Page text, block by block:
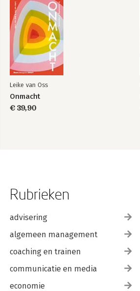
Leike van Oss
Onmacht
€ 39,90
Rubrieken
advisering
algemeen management
coaching en trainen
communicatie en media
economie